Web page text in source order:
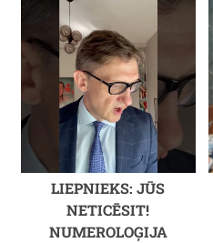
LIEPNIEKS: JŪS
NETICĒSIT!
NUMEROLOĢIJA